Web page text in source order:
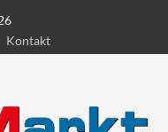
Kontakt